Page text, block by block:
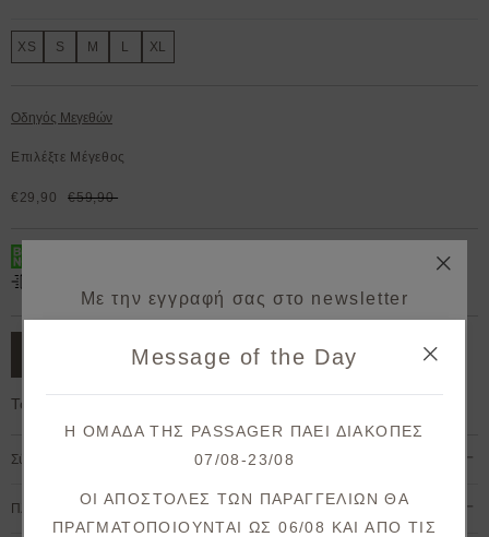
XS S M L XL
Οδηγός Μεγεθών
Επιλέξτε Μέγεθος
€29,90 €59,90
ΠΡΟΣΘΗΚΗ ΣΤΟ ΚΑΛΑΘΙ
Το μοντέλο έχει ύψος 1,78cm και φοράει XS
Σύνθεση & Φροντίδα
Πληρωμή & Αποστολή
Με την εγγραφή σας στο newsletter
στην πρώτη σας παραγγελία!
παραλαβές & μοναδικές προσφορές.
Message of the Day
Η ΟΜΑΔΑ ΤΗΣ PASSAGER ΠΑΕΙ ΔΙΑΚΟΠΕΣ
07/08-23/08
ΟΙ ΑΠΟΣΤΟΛΕΣ ΤΩΝ ΠΑΡΑΓΓΕΛΙΩΝ ΘΑ
ΠΡΑΓΜΑΤΟΠΟΙΟΥΝΤΑΙ ΩΣ 06/08 ΚΑΙ ΑΠΟ ΤΙΣ